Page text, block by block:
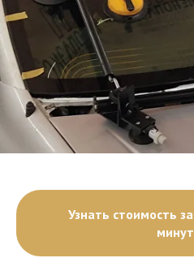
Узнать стоимость